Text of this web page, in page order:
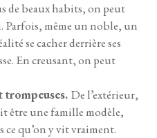
de beaux habits, on peut
même un noble, un
se cacher derrière ses
En creusant, on peut
trompeuses. De l’extérieur,
être une famille modèle,
ce qu’on y vit vraiment.